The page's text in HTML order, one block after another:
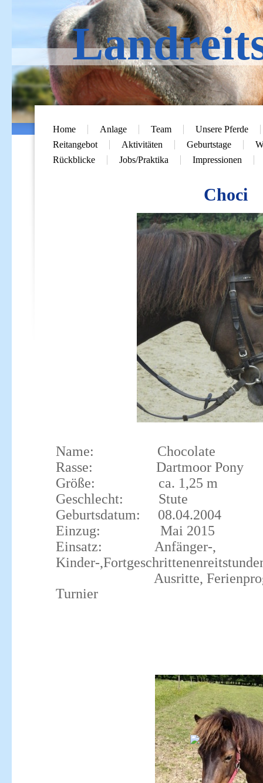
Home Anlage Team
Unsere Pferde
Reitangebot
Aktivitäten Geburtstage
Rückblicke
Jobs/Praktika Impressionen
Choci
Name: Chocolate
Rasse: Dartmoor
Größe: ca. 1,25 m
Geschlecht: Stute
Geburtsdatum: 08.04.2004
Einzug: Mai 2015
Einsatz: Anfänger-,
Kinder-
Ausritte,
Turnier